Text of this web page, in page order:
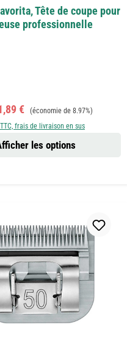
Tête de coupe pour
professionnelle
vente :
€ Prix régulier :
(économie de 8.97%)
frais de livraison en sus
les options